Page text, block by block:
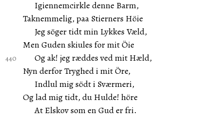
Igiennemcirkle denne Barm,
Taknemmelig, paa Stierners Höie
Jeg söger tidt min Lykkes Væld,
Men Guden skiules for mit Öie
Og ak! jeg ræddes ved mit Hæld,
Nyn derfor Tryghed i mit Öre,
Indlul mig södt i Sværmeri,
Og lad mig tidt, du Hulde! höre
At Elskov som en Gud er fri.